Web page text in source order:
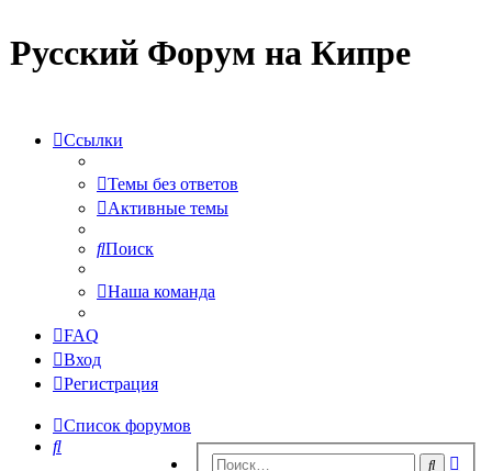
Русский Форум на Кипре
Ссылки
Темы без ответов
Активные темы
Поиск
Наша команда
FAQ
Вход
Регистрация
Список форумов
Поиск
Поиск